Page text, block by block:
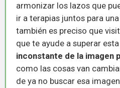
armonizar los lazos que
ir a terapias juntos para
también es preciso que
que te ayude a superar
inconstante de la imagen
como las cosas van
de ya no buscar esa